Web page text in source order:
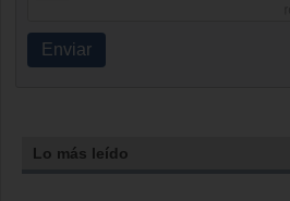
Enviar
Lo más leído